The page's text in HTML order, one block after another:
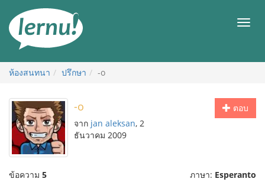
สารบัญ
เมนู
ห้องสนทนา ปรึกษา -o
ตอบ
-o
จาก jan aleksan, 2
ธันวาคม 2009
ข้อความ 5 ภาษา: Esperanto